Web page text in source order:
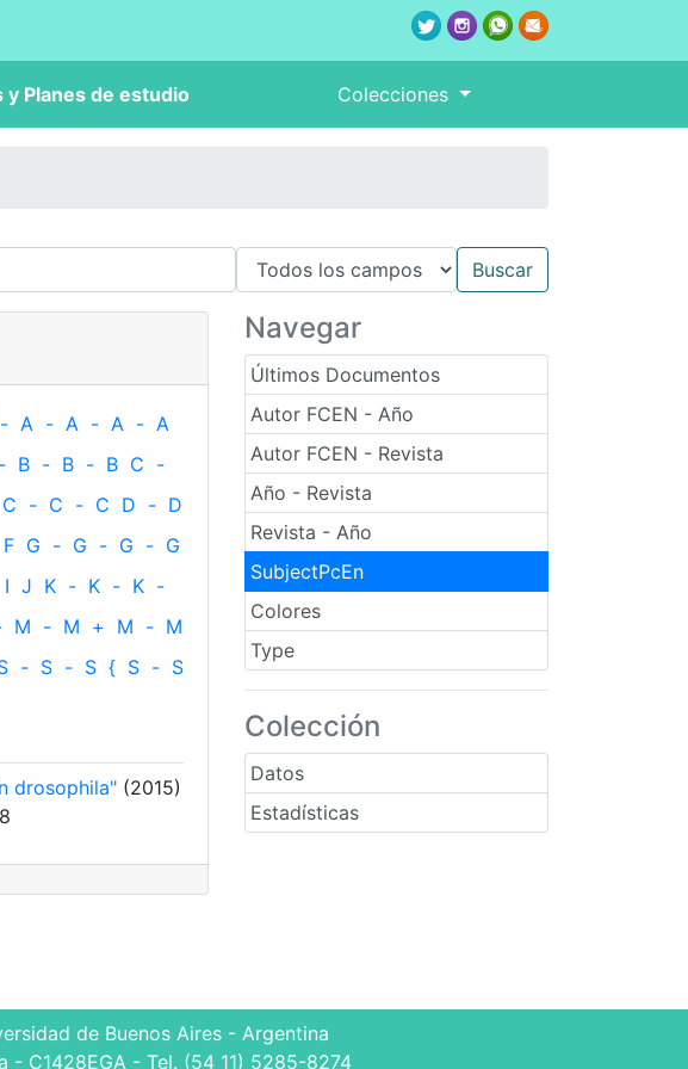
y Planes de estudio Colecciones
Navegar
Últimos Documentos
Autor FCEN - Año
Autor FCEN - Revista
Año - Revista
Revista - Año
SubjectPcEn
Colores
Type
Colección
Datos
Estadísticas
- A - A - A - A
- B - B - B C -
C - C - C D - D
F G - G - G - G
I J K - K - K -
M - M + M - M
- S - S { S - S
drosophila" (2015)
de Buenos Aires - Argentina
- C1428EGA - Tel. (54 11) 5285-8274